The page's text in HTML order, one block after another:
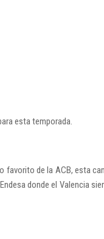
esta temporada.
favorito de la ACB, esta
donde el Valencia